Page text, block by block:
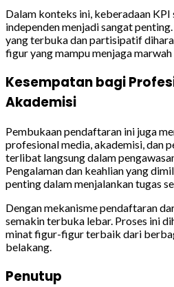
Dalam konteks ini, keberadaan
independen menjadi sangat
yang terbuka dan partisipatif
figur yang mampu menjaga
Kesempatan bagi
Akademisi
Pembukaan pendaftaran ini juga
profesional media, akademisi, dan
terlibat langsung dalam
Pengalaman dan keahlian yang
penting dalam menjalankan tugas
Dengan mekanisme pendaftaran
semakin terbuka lebar. Proses ini
minat figur-figur terbaik dari
belakang.
Penutup